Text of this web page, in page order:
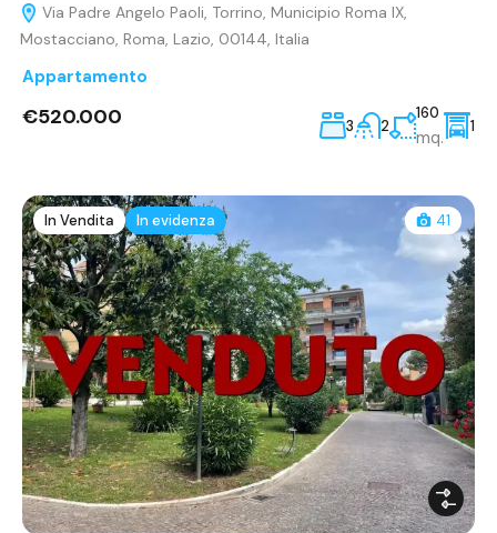
Via Padre Angelo Paoli, Torrino, Municipio Roma IX,
Mostacciano, Roma, Lazio, 00144, Italia
Appartamento
€520.000 3 2
160
mq.
1
In Vendita In evidenza 41